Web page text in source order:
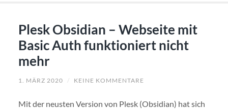
Plesk Obsidian – Webseite mit
Basic Auth funktioniert nicht
mehr
1. MÄRZ 2020 / KEINE KOMMENTARE
Mit der neusten Version von Plesk (Obsidian) hat sich